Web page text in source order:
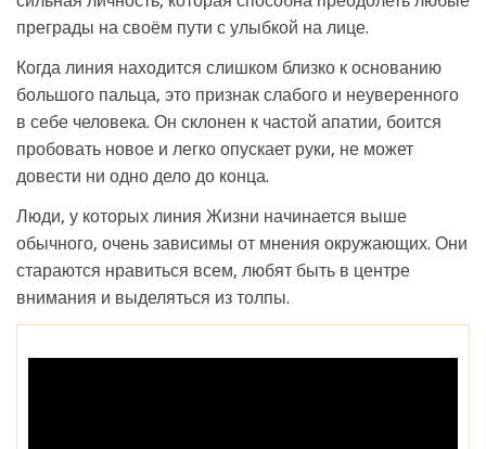
преграды на своём пути с улыбкой на лице.
Когда линия находится слишком близко к основанию
большого пальца, это признак слабого и неуверенного
в себе человека. Он склонен к частой апатии, боится
пробовать новое и легко опускает руки, не может
довести ни одно дело до конца.
Люди, у которых линия Жизни начинается выше
обычного, очень зависимы от мнения окружающих. Они
стараются нравиться всем, любят быть в центре
внимания и выделяться из толпы.